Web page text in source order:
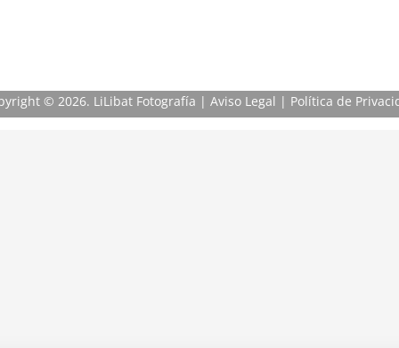
© 2026. LiLibat Fotografía | Aviso Legal | Política de